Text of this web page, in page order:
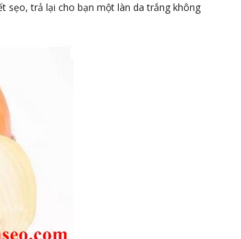
sẹo, trả lại cho bạn một làn da trắng không